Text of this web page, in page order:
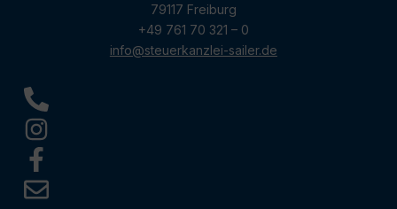
79117 Freiburg
+49 761 70 321 – 0
info@steuerkanzlei-sailer.de